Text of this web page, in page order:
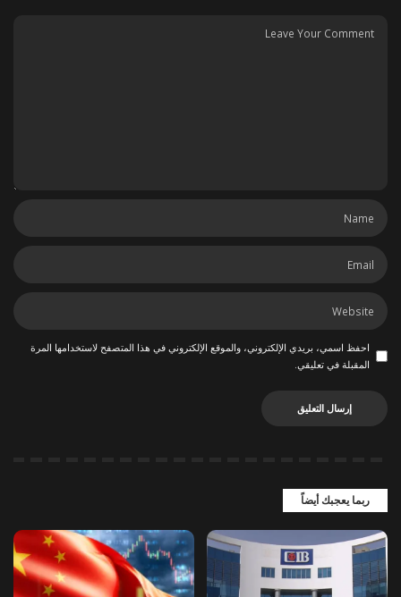
احفظ اسمي، بريدي الإلكتروني، والموقع الإلكتروني في هذا المتصفح لاستخدامها المرة
المقبلة في تعليقي.
ربما يعجبك أيضاً